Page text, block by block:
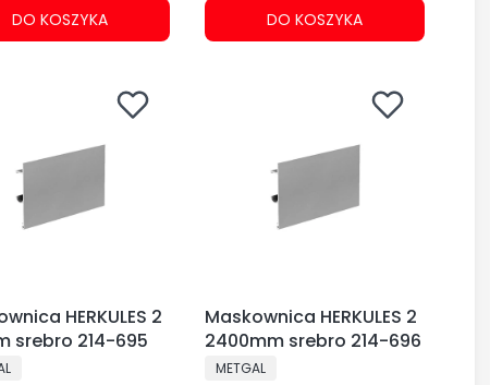
DO KOSZYKA DO KOSZYKA
HERKULES 2
srebro 214-695
Maskownica HERKULES 2
2400mm srebro 214-696
PRODUCENT
METGAL